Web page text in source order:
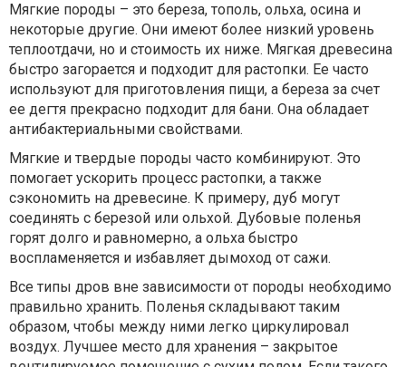
Мягкие породы – это береза, тополь, ольха, осина и
некоторые другие. Они имеют более низкий уровень
теплоотдачи, но и стоимость их ниже. Мягкая древесина
быстро загорается и подходит для растопки. Ее часто
используют для приготовления пищи, а береза за счет
ее дегтя прекрасно подходит для бани. Она обладает
антибактериальными свойствами.
Мягкие и твердые породы часто комбинируют. Это
помогает ускорить процесс растопки, а также
сэкономить на древесине. К примеру, дуб могут
соединять с березой или ольхой. Дубовые поленья
горят долго и равномерно, а ольха быстро
воспламеняется и избавляет дымоход от сажи.
Все типы дров вне зависимости от породы необходимо
правильно хранить. Поленья складывают таким
образом, чтобы между ними легко циркулировал
воздух. Лучшее место для хранения – закрытое